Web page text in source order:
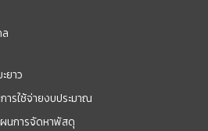
ยาว
ารใช้จ่ายงบประมาณ
นการจัดหาพัสดุ